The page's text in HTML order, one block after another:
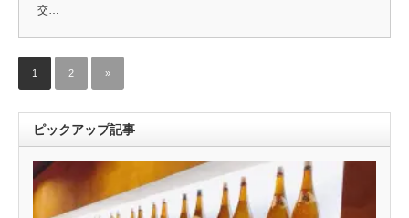
交…
1 2 »
ピックアップ記事